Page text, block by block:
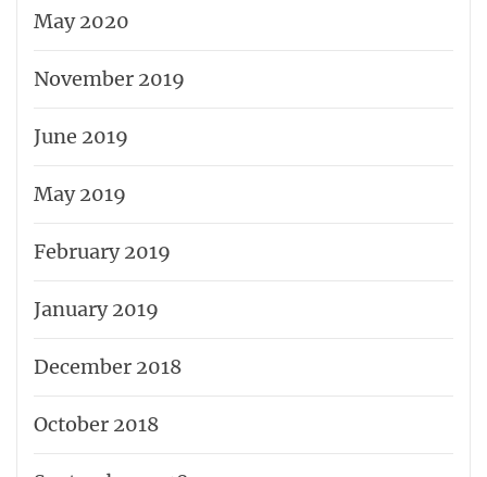
May 2020
November 2019
June 2019
May 2019
February 2019
January 2019
December 2018
October 2018